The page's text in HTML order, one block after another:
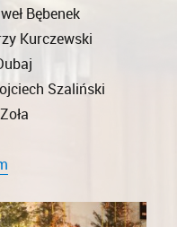
Bębenek
Kurczewski
Szaliński